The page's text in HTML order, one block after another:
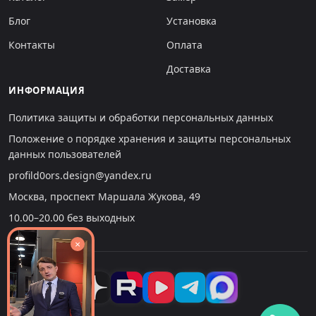
Блог
Контакты
Установка
Оплата
Доставка
ИНФОРМАЦИЯ
Политика защиты и обработки персональных данных
Положение о порядке хранения и защиты персональных
данных пользователей
profild0ors.design@yandex.ru
Москва, проспект Маршала Жукова, 49
10.00–20.00 без выходных
×